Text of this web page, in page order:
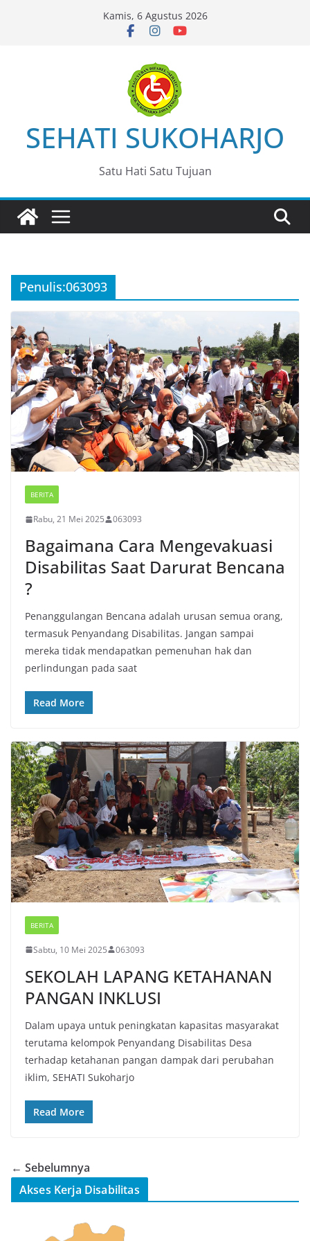
Kamis, 6 Agustus 2026
SEHATI SUKOHARJO
Satu Hati Satu Tujuan
Penulis:063093
BERITA
Rabu, 21 Mei 2025 063093
Bagaimana Cara Mengevakuasi
Disabilitas Saat Darurat Bencana
?
Penanggulangan Bencana adalah urusan semua orang,
termasuk Penyandang Disabilitas. Jangan sampai
mereka tidak mendapatkan pemenuhan hak dan
perlindungan pada saat
Read More
BERITA
Sabtu, 10 Mei 2025 063093
SEKOLAH LAPANG KETAHANAN
PANGAN INKLUSI
Dalam upaya untuk peningkatan kapasitas masyarakat
terutama kelompok Penyandang Disabilitas Desa
terhadap ketahanan pangan dampak dari perubahan
iklim, SEHATI Sukoharjo
Read More
← Sebelumnya
Akses Kerja Disabilitas